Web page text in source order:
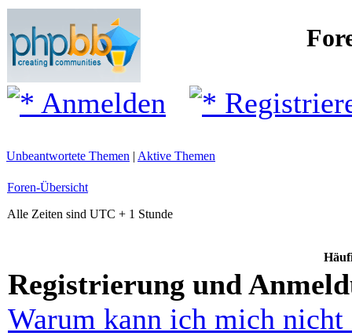
Anmelden
Unbeantwortete Themen | Aktive Themen
Foren-Übersicht
Alle Zeiten sind UTC + 1 Stunde
Registrierung und
Warum kann ich mich nicht